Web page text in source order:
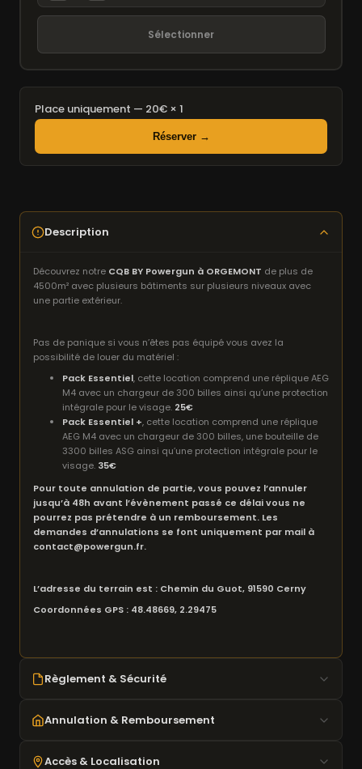
Sélectionner
Place uniquement — 20€ × 1
Réserver →
Description
Découvrez notre CQB BY Powergun à ORGEMONT de plus de
4500m² avec plusieurs bâtiments sur plusieurs niveaux avec
une partie extérieur.
Pas de panique si vous n’êtes pas équipé vous avez la
possibilité de louer du matériel :
Pack Essentiel, cette location comprend une réplique AEG
M4 avec un chargeur de 300 billes ainsi qu’une protection
intégrale pour le visage. 25€
Pack Essentiel +, cette location comprend une réplique
AEG M4 avec un chargeur de 300 billes, une bouteille de
3300 billes ASG ainsi qu’une protection intégrale pour le
visage. 35€
Pour toute annulation de partie, vous pouvez l’annuler
jusqu’à 48h avant l’évènement passé ce délai vous ne
pourrez pas prétendre à un remboursement. Les
demandes d’annulations se font uniquement par mail à
contact@powergun.fr.
L’adresse du terrain est : Chemin du Guot, 91590 Cerny
Coordonnées GPS : 48.48669, 2.29475
Règlement & Sécurité
18 ans minimum requis
Tir uniquement en zone autorisée
Annulation & Remboursement
Annulation possiblejusqu'à 48h avant
Accès & Localisation